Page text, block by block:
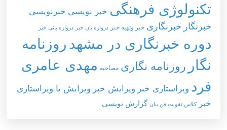
تکنولوژی فرهنگی خبر نویسی خبرنویسی
خبرنگار خبرنگاری خبر وتهيه خبر دروازه بان خبر دروازه بانی خبر
دوره خبرنگاری در مشهد روزنامه
نگار روزنامه نگاری مصاحبه مهدی عامری
فرد ویراستاری خبر ویرایش خبر ویرایش یا ویراستاری
خبر
کلاس تقویت فن بیان گزارش نویسی